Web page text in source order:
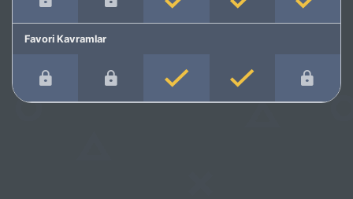
Favori Kavramlar